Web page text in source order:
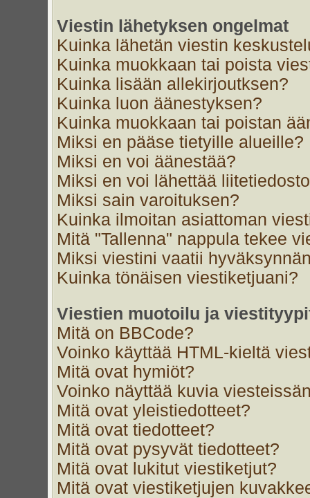
Viestin lähetyksen ongelmat
Kuinka lähetän viestin
Kuinka muokkaan tai poista
Kuinka lisään allekirjoutksen?
Kuinka luon äänestyksen?
Kuinka muokkaan tai poistan
Miksi en pääse tietyille alueille?
Miksi en voi äänestää?
Miksi en voi lähettää
Miksi sain varoituksen?
Kuinka ilmoitan asiattoman
Mitä "Tallenna" nappula tekee
Miksi viestini vaatii
Kuinka tönäisen viestiketjuani?
Viestien muotoilu ja
Mitä on BBCode?
Voinko käyttää HTML-kieltä
Mitä ovat hymiöt?
Voinko näyttää kuvia
Mitä ovat yleistiedotteet?
Mitä ovat tiedotteet?
Mitä ovat pysyvät tiedotteet?
Mitä ovat lukitut viestiketjut?
Mitä ovat viestiketjujen